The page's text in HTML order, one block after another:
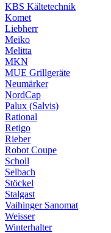
KBS Kältetechnik
Komet
Liebherr
Meiko
Melitta
MKN
MUE Grillgeräte
Neumärker
NordCap
Palux (Salvis)
Rational
Retigo
Rieber
Robot Coupe
Scholl
Selbach
Stöckel
Stalgast
Vaihinger Sanomat
Weisser
Winterhalter